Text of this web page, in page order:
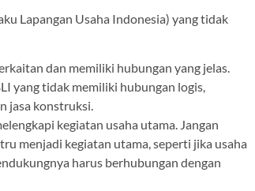
Lapangan Usaha Indonesia) yang tidak
dan memiliki hubungan yang jelas.
yang tidak memiliki hubungan logis,
jasa konstruksi.
kegiatan usaha utama. Jangan
menjadi kegiatan utama, seperti jika usaha
harus berhubungan dengan